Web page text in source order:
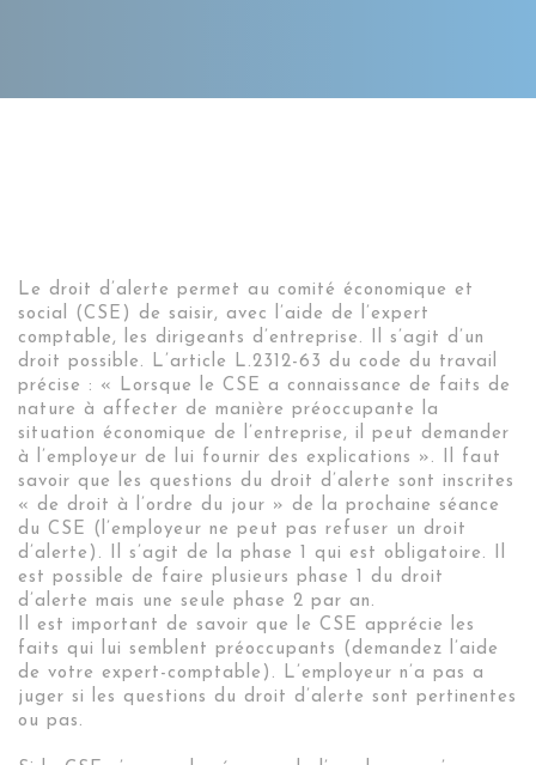
Le droit d’alerte permet au comité économique et
social (CSE) de saisir, avec l’aide de l’expert
comptable, les dirigeants d’entreprise. Il s’agit d’un
droit possible. L’article L.2312-63 du code du travail
précise : « Lorsque le CSE a connaissance de faits de
nature à affecter de manière préoccupante la
situation économique de l’entreprise, il peut demander
à l’employeur de lui fournir des explications ». Il faut
savoir que les questions du droit d’alerte sont inscrites
« de droit à l’ordre du jour » de la prochaine séance
du CSE (l’employeur ne peut pas refuser un droit
d’alerte). Il s’agit de la phase 1 qui est obligatoire. Il
est possible de faire plusieurs phase 1 du droit
d’alerte mais une seule phase 2 par an.
Il est important de savoir que le CSE apprécie les
faits qui lui semblent préoccupants (demandez l’aide
de votre expert-comptable). L’employeur n’a pas a
juger si les questions du droit d’alerte sont pertinentes
ou pas.